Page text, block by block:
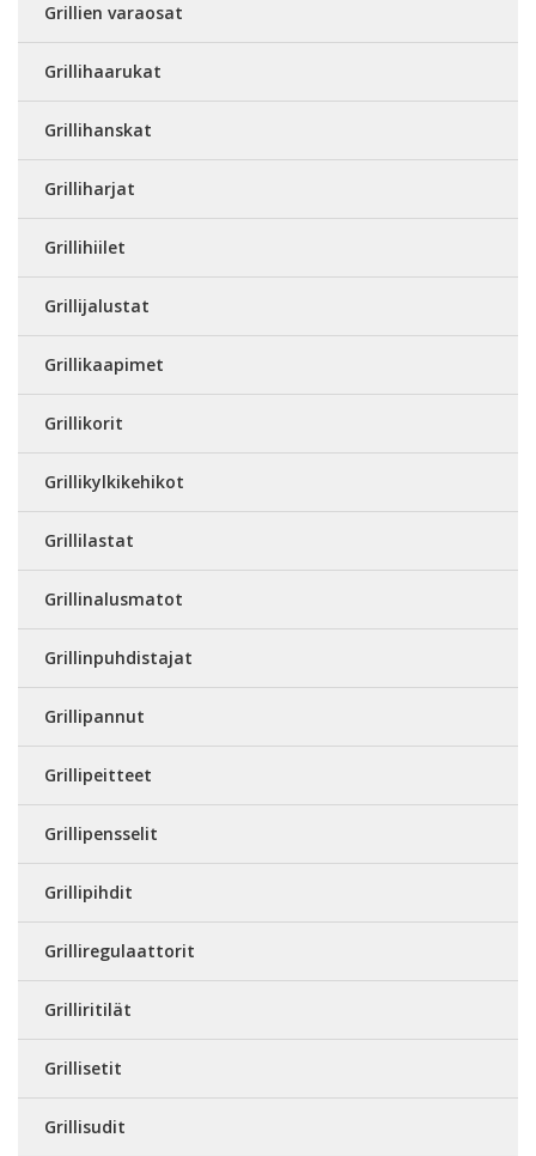
Grillien varaosat
Grillihaarukat
Grillihanskat
Grilliharjat
Grillihiilet
Grillijalustat
Grillikaapimet
Grillikorit
Grillikylkikehikot
Grillilastat
Grillinalusmatot
Grillinpuhdistajat
Grillipannut
Grillipeitteet
Grillipensselit
Grillipihdit
Grilliregulaattorit
Grilliritilät
Grillisetit
Grillisudit